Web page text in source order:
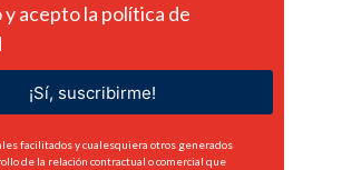
y acepto la política de
¡Sí, suscribirme!
facilitados y cualesquiera otros generados
de la relación contractual o comercial que